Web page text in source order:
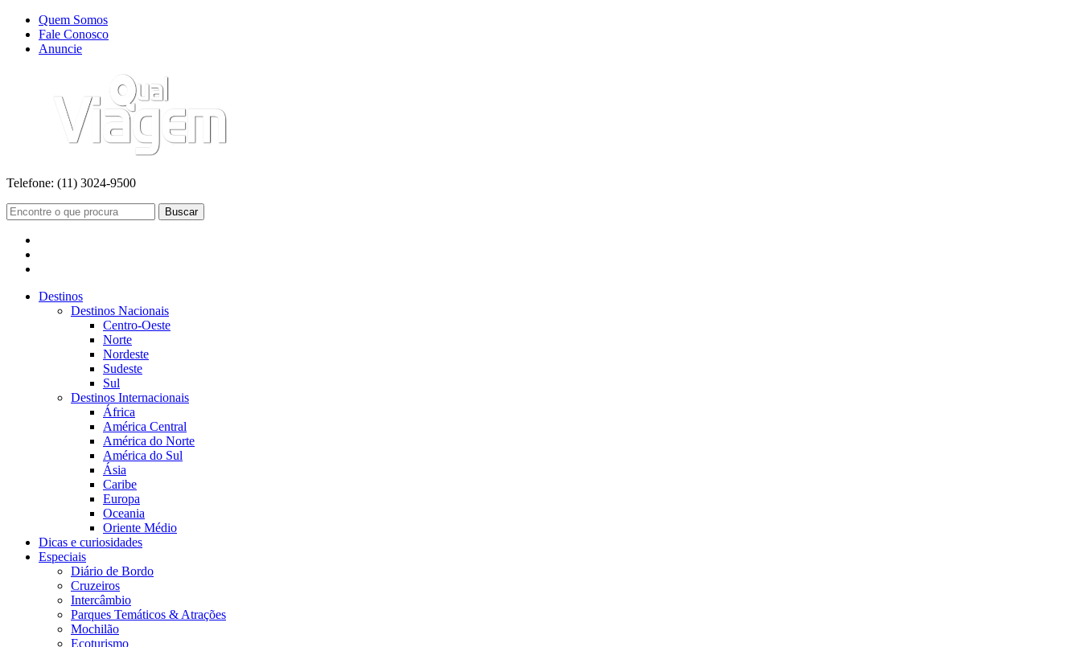
Quem Somos
Fale Conosco
Anuncie
Telefone: (11) 3024-9500
Buscar
Destinos
Destinos Nacionais
Centro-Oeste
Norte
Nordeste
Sudeste
Sul
Destinos Internacionais
África
América Central
América do Norte
América do Sul
Ásia
Caribe
Europa
Oceania
Oriente Médio
Dicas e curiosidades
Especiais
Diário de Bordo
Cruzeiros
Intercâmbio
Parques Temáticos & Atrações
Mochilão
Ecoturismo